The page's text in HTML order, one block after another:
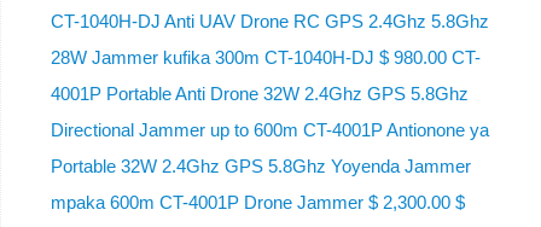
CT-1040H-DJ Anti UAV Drone RC GPS 2.4Ghz 5.8Ghz
28W Jammer kufika 300m CT-1040H-DJ $ 980.00 CT-
4001P Portable Anti Drone 32W 2.4Ghz GPS 5.8Ghz
Directional Jammer up to 600m CT-4001P Antionone ya
Portable 32W 2.4Ghz GPS 5.8Ghz Yoyenda Jammer
mpaka 600m CT-4001P Drone Jammer $ 2,300.00 $